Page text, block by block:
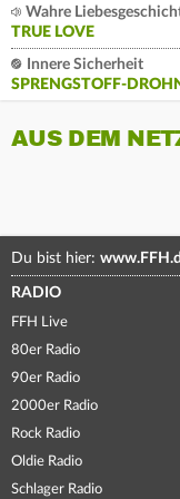
Wahre
TRUE LOVE
Innere Sicherheit
SPRENGSTOFF-
AUS DEM
Du bist hier:
RADIO
FFH Live
80er Radio
90er Radio
2000er Radio
Rock Radio
Oldie Radio
Schlager Radio